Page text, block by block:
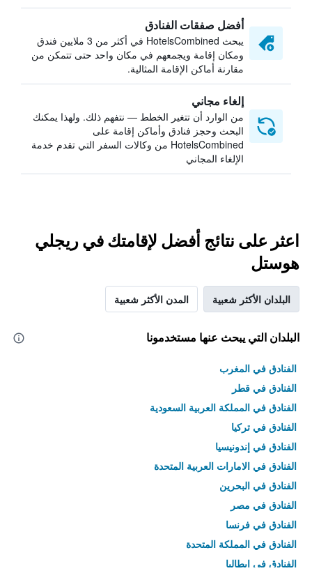
أفضل صفقات الفنادق
يبحث HotelsCombined في أكثر من 3 ملايين فندق
ومكان إقامة ويجمعهم في مكان واحد حتى تتمكن من
مقارنة أماكن الإقامة المثالية.
إلغاء مجاني
من الوارد أن تتغير الخطط — نتفهم ذلك. ولهذا يمكنك
البحث وحجز فنادق وأماكن إقامة على
HotelsCombined من وكالات السفر التي تقدم خدمة
الإلغاء المجاني
اعثر على نتائج أفضل لإقامتك في ريجلي
هوستل
البلدان الأكثر شعبية المدن الأكثر شعبية
البلدان التي يبحث عنها مستخدمونا
الفنادق في المغرب
الفنادق في قطر
الفنادق في المملكة العربية السعودية
الفنادق في تركيا
الفنادق في إندونيسيا
الفنادق في الامارات العربية المتحدة
الفنادق في البحرين
الفنادق في مصر
الفنادق في فرنسا
الفنادق في المملكة المتحدة
الفنادق في إيطاليا